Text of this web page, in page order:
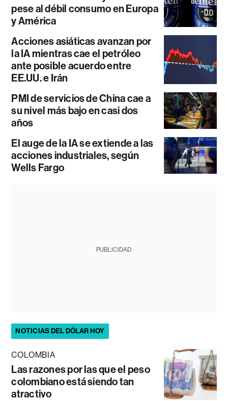
pese al débil consumo en Europa
y América
Acciones asiáticas avanzan por
la IA mientras cae el petróleo
ante posible acuerdo entre
EE.UU. e Irán
PMI de servicios de China cae a
su nivel más bajo en casi dos
años
El auge de la IA se extiende a las
acciones industriales, según
Wells Fargo
PUBLICIDAD
NOTICIAS DEL DÓLAR HOY
COLOMBIA
Las razones por las que el peso
colombiano está siendo tan
atractivo